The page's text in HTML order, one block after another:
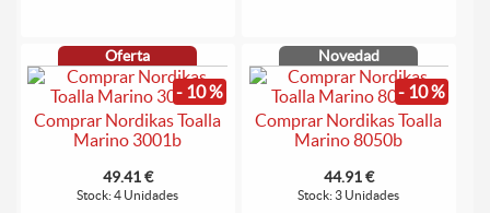
Oferta
- 10 %
Comprar Nordikas Toalla
Marino 3001b
49.41 €
Stock: 4 Unidades
Novedad
- 10 %
Comprar Nordikas Toalla
Marino 8050b
44.91 €
Stock: 3 Unidades